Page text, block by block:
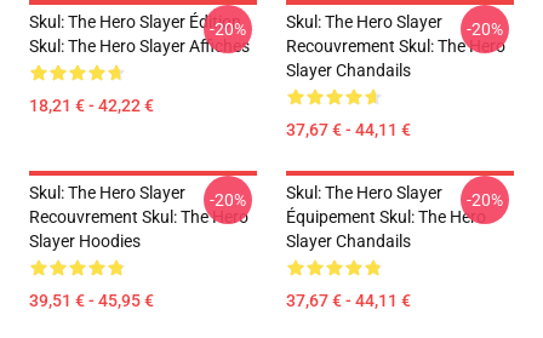
Skul: The Hero Slayer Édition
Skul: The Hero Slayer Affiches
18,21 € - 42,22 €
-20%
Skul: The Hero Slayer
Recouvrement Skul: The Hero
Slayer Chandails
37,67 € - 44,11 €
-20%
Skul: The Hero Slayer
Recouvrement Skul: The Hero
Slayer Hoodies
39,51 € - 45,95 €
-20%
Skul: The Hero Slayer
Équipement Skul: The Hero
Slayer Chandails
37,67 € - 44,11 €
-20%